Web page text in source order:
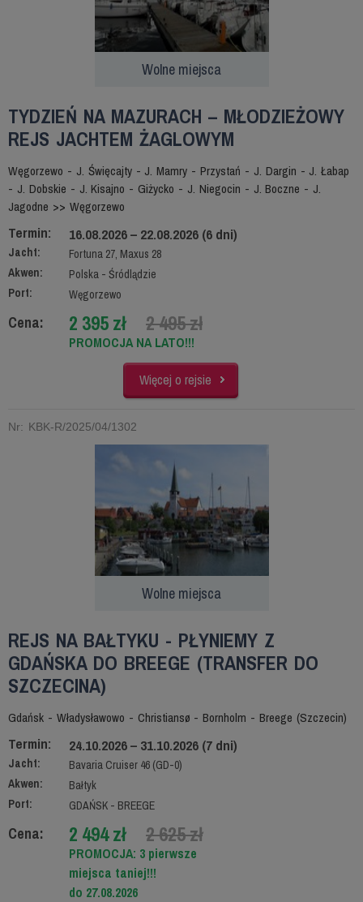
Wolne miejsca
TYDZIEŃ NA MAZURACH – MŁODZIEŻOWY
REJS JACHTEM ŻAGLOWYM
Węgorzewo - J. Święcajty - J. Mamry - Przystań - J. Dargin - J. Łabap
- J. Dobskie - J. Kisajno - Giżycko - J. Niegocin - J. Boczne - J.
Jagodne >> Węgorzewo
Termin: 16.08.2026 – 22.08.2026 (6 dni)
Jacht:
Fortuna 27, Maxus 28
Akwen:
Polska - Śródlądzie
Port:
Węgorzewo
Cena: 2 395 zł 2 495 zł
PROMOCJA NA LATO!!!
Więcej o rejsie
Nr: KBK-R/2025/04/1302
Wolne miejsca
REJS NA BAŁTYKU - PŁYNIEMY Z
GDAŃSKA DO BREEGE (TRANSFER DO
SZCZECINA)
Gdańsk - Władysławowo - Christiansø - Bornholm - Breege (Szczecin)
Termin: 24.10.2026 – 31.10.2026 (7 dni)
Jacht:
Bavaria Cruiser 46 (GD-0)
Akwen:
Bałtyk
Port:
GDAŃSK - BREEGE
Cena: 2 494 zł 2 625 zł
PROMOCJA: 3 pierwsze
miejsca taniej!!!
do 27.08.2026